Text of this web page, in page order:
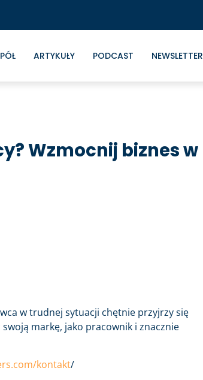
ARTYKUŁY PODCAST NEWSLETTER
Wzmocnij biznes w
w trudnej sytuacji chętnie przyjrzy się
markę, jako pracownik i znacznie
kontakt/